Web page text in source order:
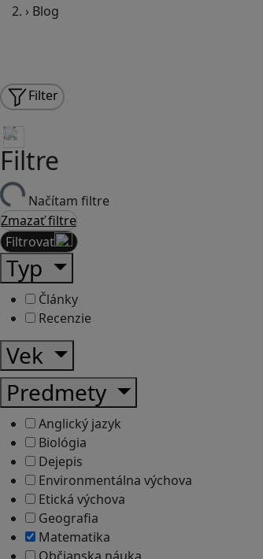
› Blog
Filter
Filtre
Načítam filtre
Zmazať filtre
Filtrovať
Typ
Články
Recenzie
Vek
Predmety
Anglický jazyk
Biológia
Dejepis
Environmentálna výchova
Etická výchova
Geografia
Matematika